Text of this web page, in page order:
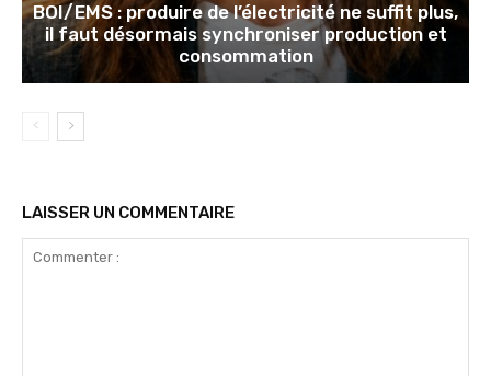
BOI/EMS : produire de l’électricité ne suffit plus,
il faut désormais synchroniser production et
consommation
LAISSER UN COMMENTAIRE